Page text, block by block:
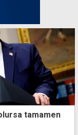
tamamen